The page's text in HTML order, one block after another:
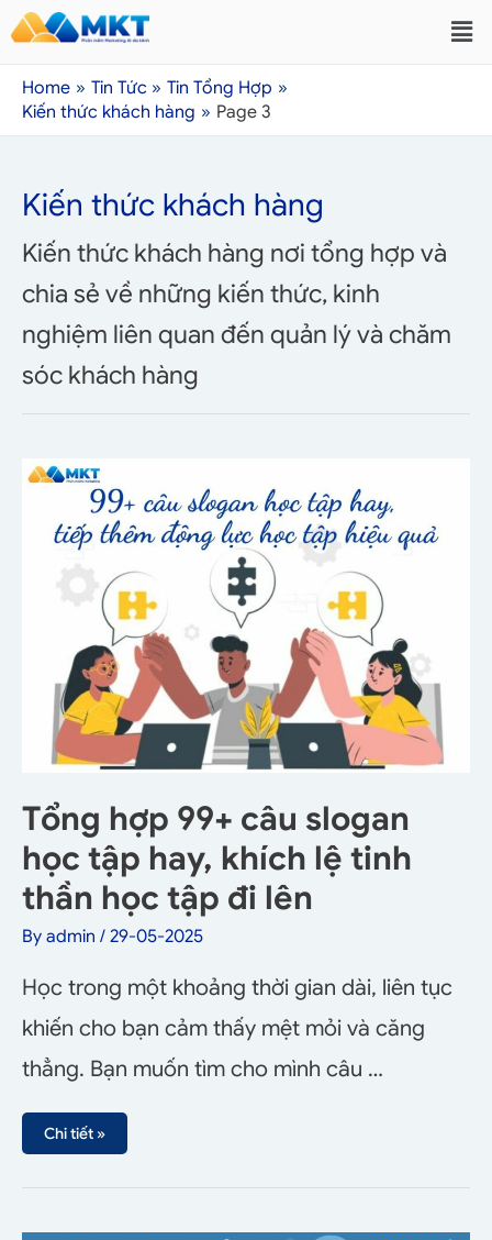
Home Tin Tức
Tin Tổng Hợp
Kiến thức khách hàng
Page 3
Kiến thức khách hàng
Kiến thức khách hàng nơi tổng hợp và
chia sẻ về những kiến thức, kinh
nghiệm liên quan đến quản lý và chăm
sóc khách hàng
Tổng hợp 99+ câu slogan
học tập hay, khích lệ tinh
thần học tập đi lên
By admin / 29-05-2025
Học trong một khoảng thời gian dài, liên tục
khiến cho bạn cảm thấy mệt mỏi và căng
thẳng. Bạn muốn tìm cho mình câu …
Chi tiết »